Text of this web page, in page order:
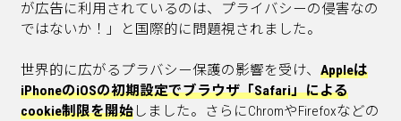
が広告に利用されているのは、プライバシーの侵害なの
ではないか！」と国際的に問題視されました。
世界的に広がるプラバシー保護の影響を受け、Appleは
iPhoneのiOSの初期設定でブラウザ「Safari」による
cookie制限を開始 しました。さらにChromやFirefoxなどの